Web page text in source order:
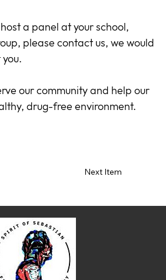
a panel at your school,
please contact us, we would
our community and help our
drug-free environment.
Next Item